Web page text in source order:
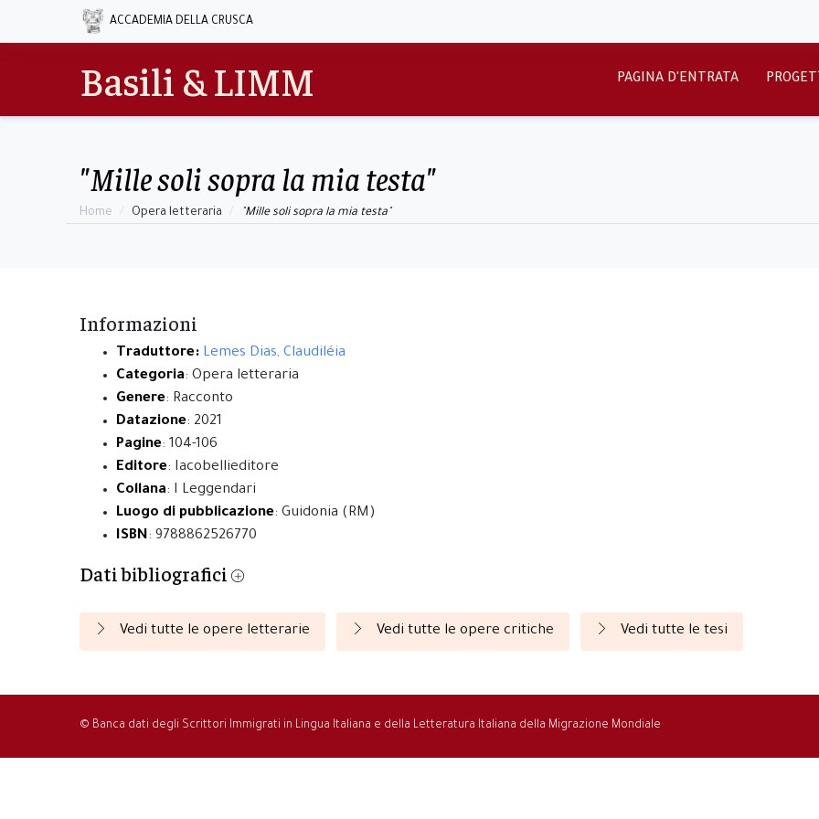
ACCADEMIA DELLA CRUSCA
Basili & LIMM PAGINA D'ENTRATA
"Mille soli sopra la mia testa"
Home Opera letteraria "Mille soli sopra la mia testa"
Informazioni
Traduttore: Lemes Dias, Claudiléia
Categoria: Opera letteraria
Genere: Racconto
Datazione: 2021
Pagine: 104-106
Editore: Iacobellieditore
Collana: I Leggendari
Luogo di pubblicazione: Guidonia (RM)
ISBN: 9788862526770
Dati bibliografici
Vedi tutte le opere letterarie Vedi tutte le opere critiche Vedi tutte le tesi
© Banca dati degli Scrittori Immigrati in Lingua Italiana e della Letteratura Italiana della Migrazione Mondiale